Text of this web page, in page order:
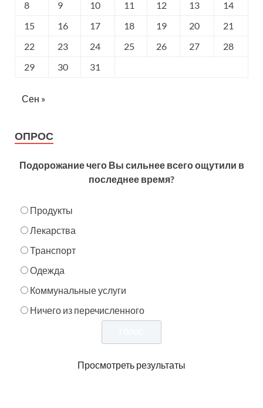
8
9 10 11 12 13
14
15
16 17 18 19 20
21
22
23 24 25 26 27
28
29
30 31
Сен »
ОПРОС
Подорожание чего Вы сильнее всего ощутили в
последнее время?
Продукты
Лекарства
Транспорт
Одежда
Коммунальные услуги
Ничего из перечисленного
Просмотреть результаты